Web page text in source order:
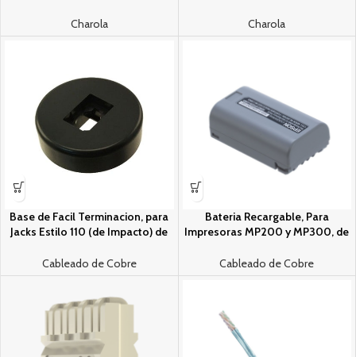
Color Negro
Charola
Color Negro
Charola
Base de Facil Terminacion, para
Jacks Estilo 110 (de Impacto) de
Cableado de Cobre
Bateri­a Recargable, Para
Impresoras MP200 y MP300, de
Cableado de Cobre